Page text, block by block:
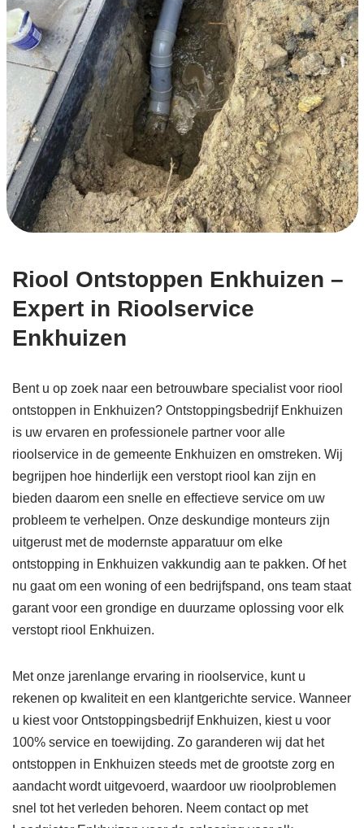
Riool Ontstoppen Enkhuizen –
Expert in Rioolservice
Enkhuizen
Bent u op zoek naar een betrouwbare specialist voor riool
ontstoppen in Enkhuizen? Ontstoppingsbedrijf Enkhuizen
is uw ervaren en professionele partner voor alle
rioolservice in de gemeente Enkhuizen en omstreken. Wij
begrijpen hoe hinderlijk een verstopt riool kan zijn en
bieden daarom een snelle en effectieve service om uw
probleem te verhelpen. Onze deskundige monteurs zijn
uitgerust met de modernste apparatuur om elke
ontstopping in Enkhuizen vakkundig aan te pakken. Of het
nu gaat om een woning of een bedrijfspand, ons team staat
garant voor een grondige en duurzame oplossing voor elk
verstopt riool Enkhuizen.
Met onze jarenlange ervaring in rioolservice, kunt u
rekenen op kwaliteit en een klantgerichte service. Wanneer
u kiest voor Ontstoppingsbedrijf Enkhuizen, kiest u voor
100% service en toewijding. Zo garanderen wij dat het
ontstoppen in Enkhuizen steeds met de grootste zorg en
aandacht wordt uitgevoerd, waardoor uw rioolproblemen
snel tot het verleden behoren. Neem contact op met